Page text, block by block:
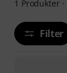
1 Produkter·
Filter